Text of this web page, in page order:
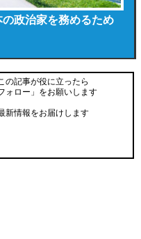
政治家を務めるため
の記事が役に立ったら
ォロー」をお願いします
新情報をお届けします